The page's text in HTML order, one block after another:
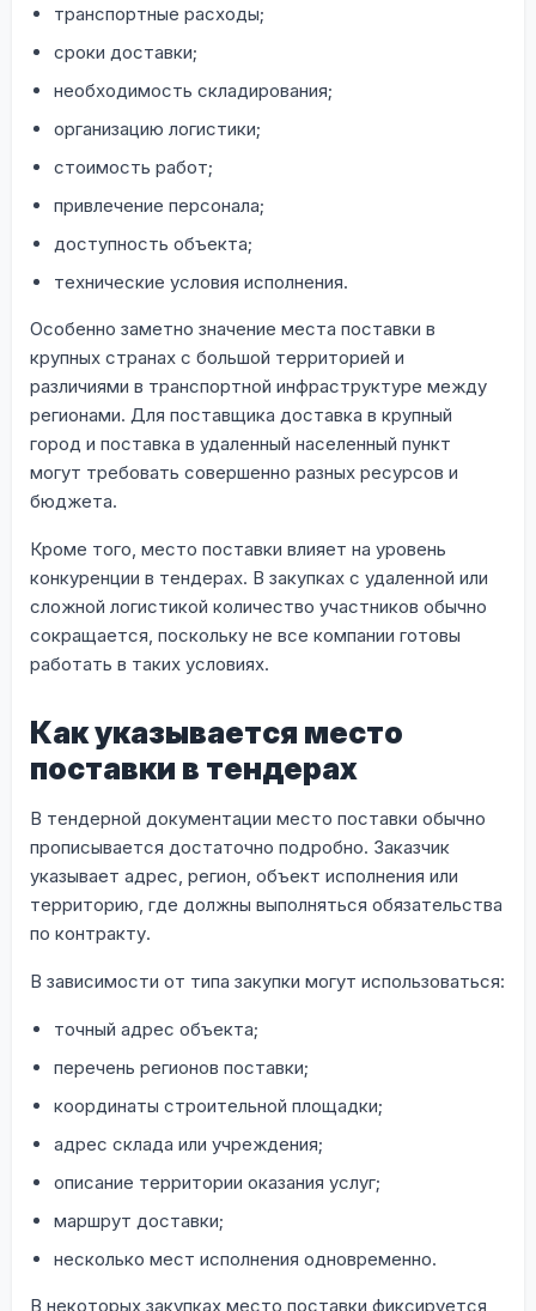
транспортные расходы;
сроки доставки;
необходимость складирования;
организацию логистики;
стоимость работ;
привлечение персонала;
доступность объекта;
технические условия исполнения.
Особенно заметно значение места поставки в
крупных странах с большой территорией и
различиями в транспортной инфраструктуре между
регионами. Для поставщика доставка в крупный
город и поставка в удаленный населенный пункт
могут требовать совершенно разных ресурсов и
бюджета.
Кроме того, место поставки влияет на уровень
конкуренции в тендерах. В закупках с удаленной или
сложной логистикой количество участников обычно
сокращается, поскольку не все компании готовы
работать в таких условиях.
Как указывается место
поставки в тендерах
В тендерной документации место поставки обычно
прописывается достаточно подробно. Заказчик
указывает адрес, регион, объект исполнения или
территорию, где должны выполняться обязательства
по контракту.
В зависимости от типа закупки могут использоваться:
точный адрес объекта;
перечень регионов поставки;
координаты строительной площадки;
адрес склада или учреждения;
описание территории оказания услуг;
маршрут доставки;
несколько мест исполнения одновременно.
В некоторых закупках место поставки фиксируется